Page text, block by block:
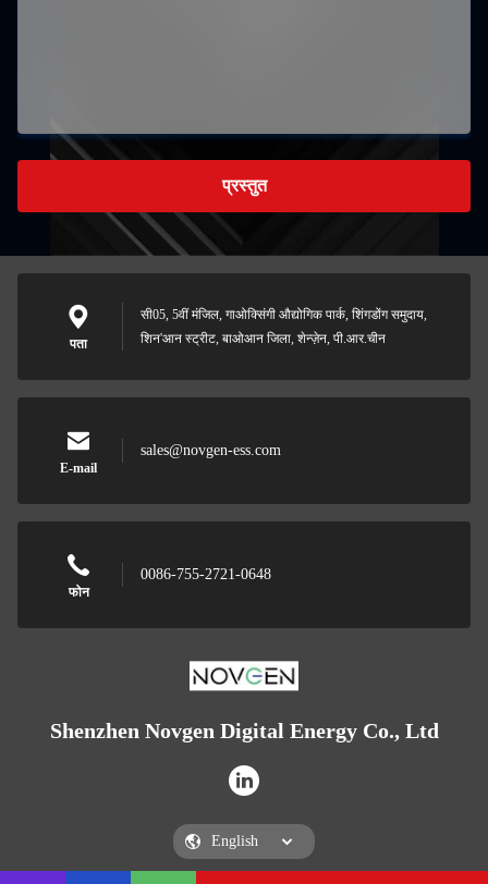
प्रस्तुत
पता
सी05, 5वीं मंजिल, गाओक्सिंगी औद्योगिक पार्क, शिंगडोंग समुदाय,
शिन'आन स्ट्रीट, बाओआन जिला, शेन्ज़ेन, पी.आर.चीन
E-mail
sales@novgen-ess.com
फोन
0086-755-2721-0648
Shenzhen Novgen Digital Energy Co., Ltd